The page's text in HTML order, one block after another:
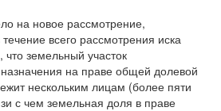
на новое рассмотрение,
всего рассмотрения иска
земельный участок
назначения на праве общей долевой
нескольким лицам (более пяти
с чем земельная доля в праве